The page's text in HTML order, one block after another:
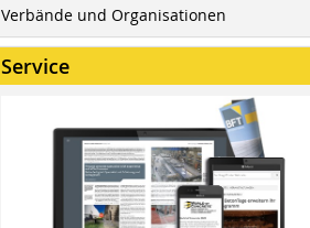
Verbände und Organisationen
Service